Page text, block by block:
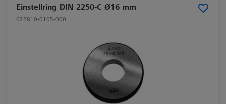
Einstellring DIN 2250-C Ø16 mm
622810-0105-000